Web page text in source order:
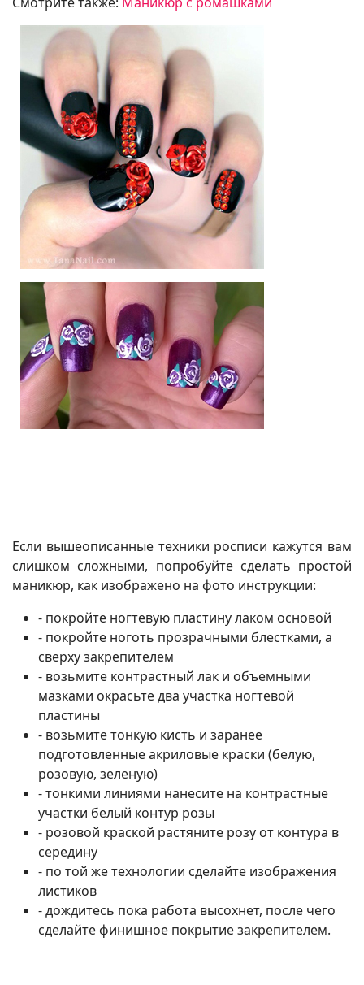
Если вышеописанные техники росписи кажутся вам
слишком сложными, попробуйте сделать простой
маникюр, как изображено на фото инструкции:
- покройте ногтевую пластину лаком основой
- покройте ноготь прозрачными блестками, а
сверху закрепителем
- возьмите контрастный лак и объемными
мазками окрасьте два участка ногтевой
пластины
- возьмите тонкую кисть и заранее
подготовленные акриловые краски (белую,
розовую, зеленую)
- тонкими линиями нанесите на контрастные
участки белый контур розы
- розовой краской растяните розу от контура в
середину
- по той же технологии сделайте изображения
листиков
- дождитесь пока работа высохнет, после чего
сделайте финишное покрытие закрепителем.